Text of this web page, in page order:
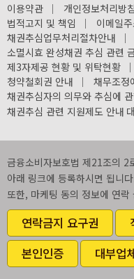
이용약관 ｜ 개인정보처리방침
법적고지 및 책임 ｜ 이메일
채권추심업무처리절차안내 ｜
소멸시효 완성채권 추심 관련
제3자제공 현황 및 위탁현황 ｜
청약철회권 안내 ｜ 채무조정
채권추심자의 의무와 추심에
채권추심 관련 지원제도 안내
금융소비자보호법 제21조의 2
아래 링크에 등록하시면 됩니
또한, 마케팅 동의 정보에 연
연락금지 요구권
본인인증
대부업